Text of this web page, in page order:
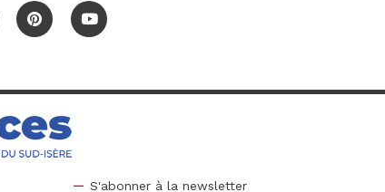
S'abonner à la newsletter